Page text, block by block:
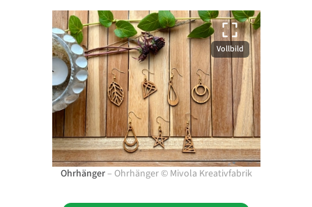
Vollbild
Ohrhänger– Ohrhänger© Mivola Kreativfabrik